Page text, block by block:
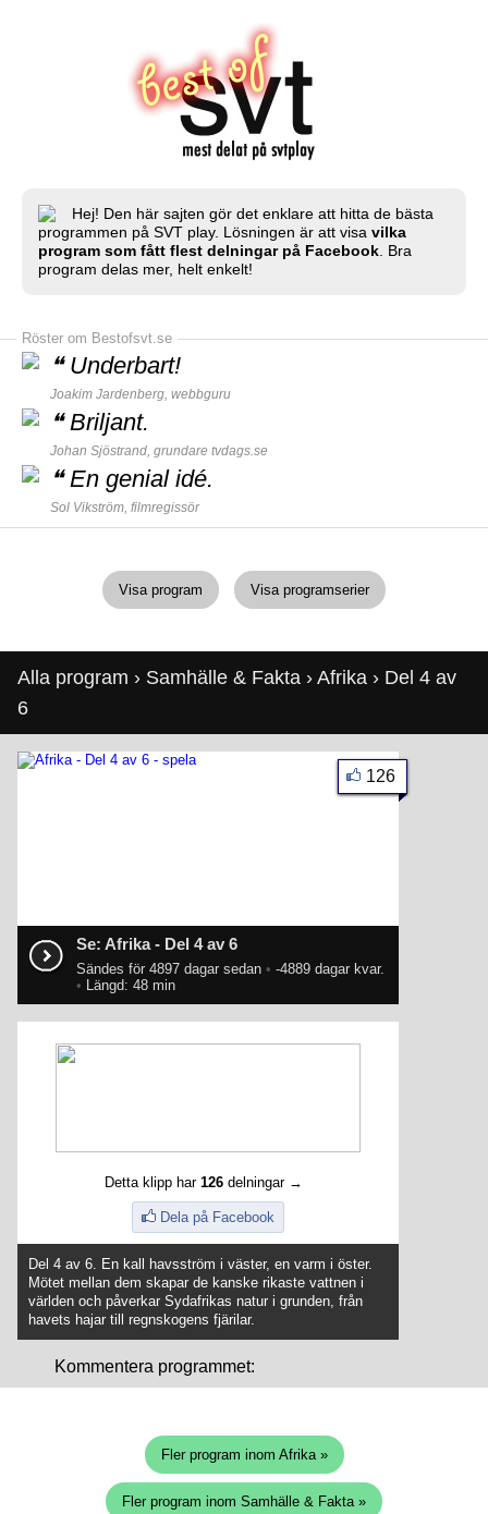
Hej! Den här sajten gör det enklare att hitta de bästa
programmen på SVT play. Lösningen är att visa vilka
program som fått flest delningar på Facebook . Bra
program delas mer, helt enkelt!
Röster om Bestofsvt.se
❝ Underbart!
Joakim Jardenberg, webbguru
❝Briljant.
Johan Sjöstrand, grundare tvdags.se
❝En genial idé.
Sol Vikström, filmregissör
Visa program Visa programserier
Alla program › Samhälle & Fakta › Afrika › Del 4 av
6
Se: Afrika - Del 4 av 6
Sändes för 4897 dagar sedan • -4889 dagar kvar.
• Längd: 48 min
126
Detta klipp har 126 delningar →
Dela på Facebook
Del 4 av 6. En kall havsström i väster, en varm i öster.
Mötet mellan dem skapar de kanske rikaste vattnen i
världen och påverkar Sydafrikas natur i grunden, från
havets hajar till regnskogens fjärilar.
Kommentera programmet:
Fler program inom Afrika »
Fler program inom Samhälle & Fakta »